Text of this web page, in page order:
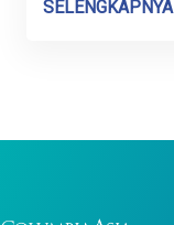
SELENGKAPNYA